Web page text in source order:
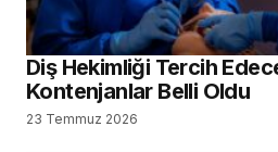
Diş Hekimliği Tercih
Kontenjanlar Belli Oldu
23 Temmuz 2026